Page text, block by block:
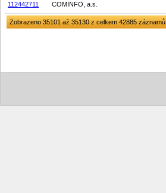
112442711 COMINFO, a.s.
Zobrazeno 35101 až 35130 z celkem 42885 záznamů